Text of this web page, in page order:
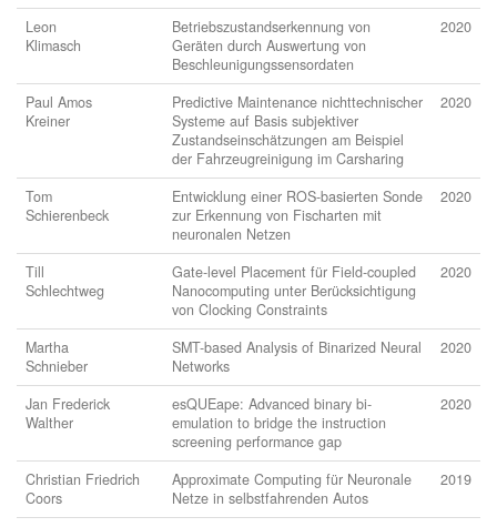
Leon
Klimasch
Betriebszustandserkennung von
Geräten durch Auswertung von
Beschleunigungssensordaten
2020
Paul Amos
Kreiner
Predictive Maintenance nichttechnischer
Systeme auf Basis subjektiver
Zustandseinschätzungen am Beispiel
der Fahrzeugreinigung im Carsharing
2020
Tom
Schierenbeck
Entwicklung einer ROS-basierten Sonde
zur Erkennung von Fischarten mit
neuronalen Netzen
2020
Till
Schlechtweg
Gate-level Placement für Field-coupled
Nanocomputing unter Berücksichtigung
von Clocking Constraints
2020
Martha
Schnieber
SMT-based Analysis of Binarized Neural
Networks
2020
Jan Frederick
Walther
esQUEape: Advanced binary bi-
emulation to bridge the instruction
screening performance gap
2020
Christian Friedrich
Coors
Approximate Computing für Neuronale
Netze in selbstfahrenden Autos
2019